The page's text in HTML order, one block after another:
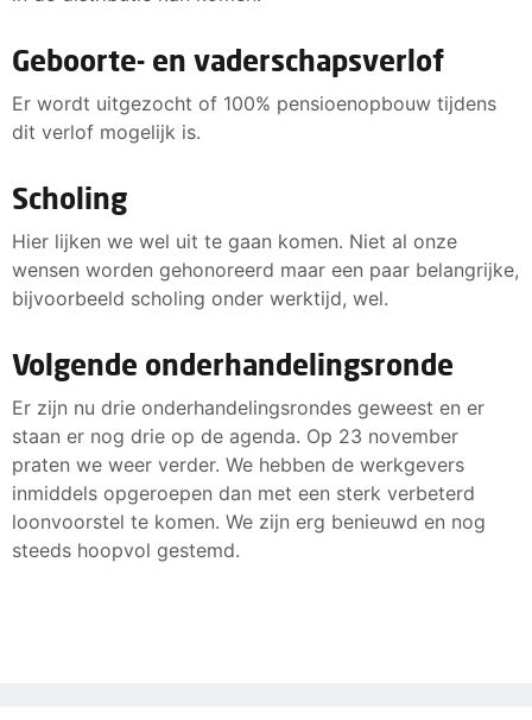
Geboorte- en vaderschapsverlof
Er wordt uitgezocht of 100% pensioenopbouw tijdens
dit verlof mogelijk is.
Scholing
Hier lijken we wel uit te gaan komen. Niet al onze
wensen worden gehonoreerd maar een paar belangrijke,
bijvoorbeeld scholing onder werktijd, wel.
Volgende onderhandelingsronde
Er zijn nu drie onderhandelingsrondes geweest en er
staan er nog drie op de agenda. Op 23 november
praten we weer verder. We hebben de werkgevers
inmiddels opgeroepen dan met een sterk verbeterd
loonvoorstel te komen. We zijn erg benieuwd en nog
steeds hoopvol gestemd.